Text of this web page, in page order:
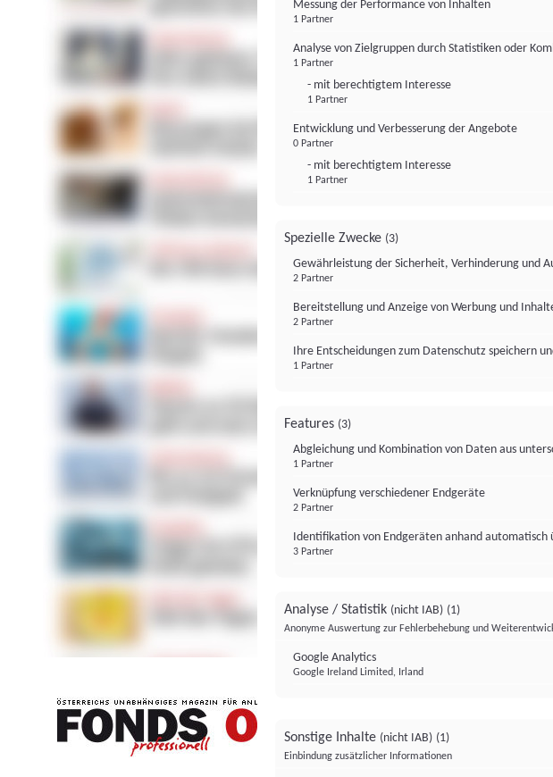
Messung der Performance von Inhalten
1 Partner
Analyse von Zielgruppen durch Statistiken oder
1 Partner
- mit berechtigtem Interesse
1 Partner
Entwicklung und Verbesserung der Angebote
0 Partner
- mit berechtigtem Interesse
1 Partner
Spezielle Zwecke (3)
Gewährleistung der Sicherheit, Verhinderung und
2 Partner
Bereitstellung und Anzeige von Werbung und
2 Partner
Ihre Entscheidungen zum Datenschutz speichern
1 Partner
Features (3)
Abgleichung und Kombination von Daten aus
1 Partner
Verknüpfung verschiedener Endgeräte
2 Partner
Identifikation von Endgeräten anhand
3 Partner
Analyse / Statistik (nicht IAB) (1)
Anonyme Auswertung zur Fehlerbehebung und
Google Analytics
Google Ireland Limited, Irland
Sonstige Inhalte (nicht IAB) (1)
Einbindung zusätzlicher Informationen